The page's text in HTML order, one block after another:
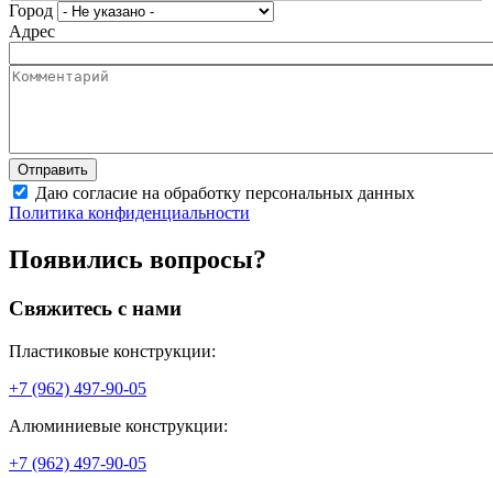
Город
Адрес
Даю согласие на обработку персональных данных
Политика конфиденциальности
Появились вопросы?
Свяжитесь с нами
Пластиковые конструкции:
+7 (962) 497-90-05
Алюминиевые конструкции:
+7 (962) 497-90-05